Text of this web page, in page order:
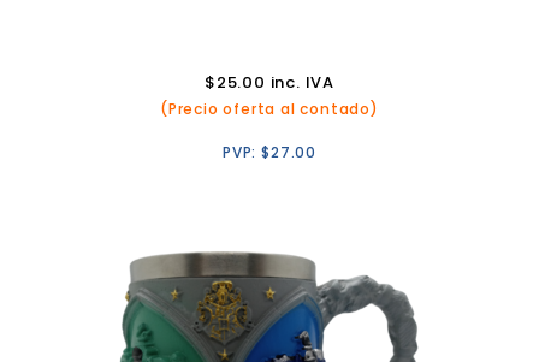
$25.00 inc. IVA
(Precio oferta al contado)
PVP:$27.00